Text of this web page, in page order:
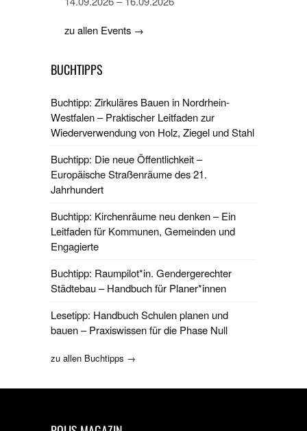
zu allen Events →
BUCHTIPPS
Buchtipp: Zirkuläres Bauen in Nordrhein-
Westfalen – Praktischer Leitfaden zur
Wiederverwendung von Holz, Ziegel und Stahl
Buchtipp: Die neue Öffentlichkeit –
Europäische Straßenräume des 21.
Jahrhundert
Buchtipp: Kirchenräume neu denken – Ein
Leitfaden für Kommunen, Gemeinden und
Engagierte
Buchtipp: Raumpilot*in. Gendergerechter
Städtebau – Handbuch für Planer*innen
Lesetipp: Handbuch Schulen planen und
bauen – Praxiswissen für die Phase Null
zu allen Buchtipps →